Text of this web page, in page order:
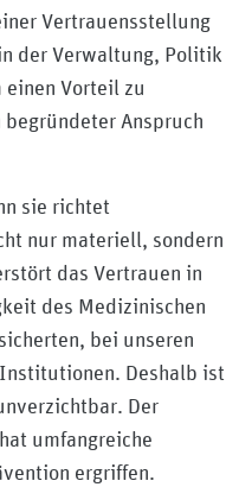
Vertrauensstellung
der Verwaltung, Politik
Vorteil zu
Anspruch
sie richtet
nur materiell, sondern
das Vertrauen in
des Medizinischen
bei unseren
Deshalb ist
Der
umfangreiche
ergriffen.